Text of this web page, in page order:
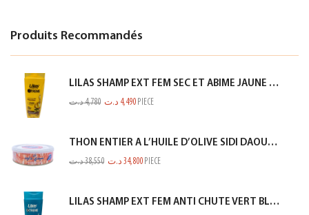
Produits Recommandés
LILAS SHAMP EXT FEM SEC ET ABIME JAUNE 350ML
4,780د.ت 4,490 د.ت PIECE
THON ENTIER A L’HUILE D’OLIVE SIDI DAOUD 950G
38,550د.ت 34,800 د.ت PIECE
LILAS SHAMP EXT FEM ANTI CHUTE VERT BLEUTE 350ML